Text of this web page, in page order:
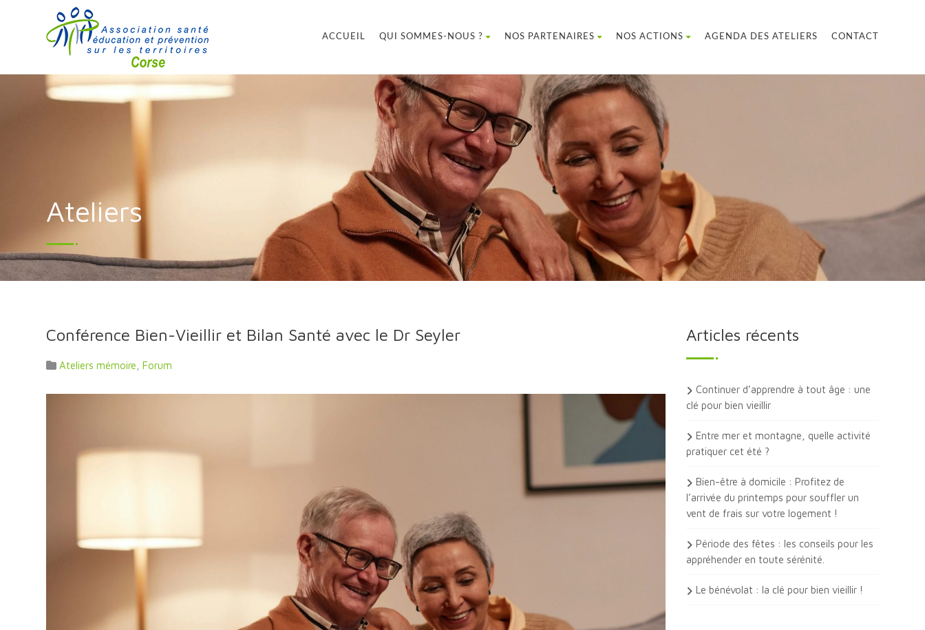
ACCUEIL QUI SOMMES-NOUS ? NOS PARTENAIRES NOS ACTIONS AGENDA DES ATELIERS CONTACT
Ateliers
Conférence Bien-Vieillir et Bilan Santé avec le Dr Seyler
Ateliers mémoire Forum
Articles récents
Continuer d’apprendre à tout âge : une
clé pour bien vieillir
Entre mer et montagne, quelle activité
pratiquer cet été ?
Bien-être à domicile : Profitez de
l’arrivée du printemps pour souffler un
vent de frais sur votre logement !
Période des fêtes : les conseils pour les
appréhender en toute sérénité.
Le bénévolat : la clé pour bien vieillir !